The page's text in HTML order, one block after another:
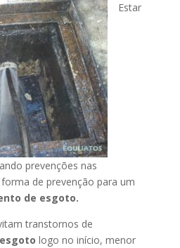
Estar
prevenções nas
de prevenção para um
de esgoto.
transtornos de
logo no início, menor